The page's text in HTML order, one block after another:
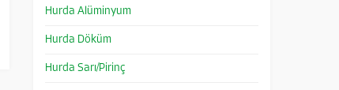
Hurda Alüminyum
Hurda Döküm
Hurda Sarı/Pirinç